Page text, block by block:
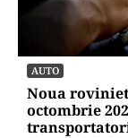
AUTO
Noua
octombrie